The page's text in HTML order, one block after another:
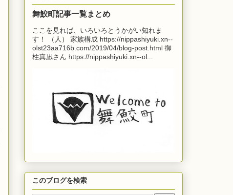
舞鮫町記事一覧まとめ
ここを見れば、いろいろとうかがい知れま
す！ （人） 家族構成 https://nippashiyuki.xn--
olst23aa716b.com/2019/04/blog-post.html 御
柱真凪さん https://nippashiyuki.xn--ol...
このブログを検索